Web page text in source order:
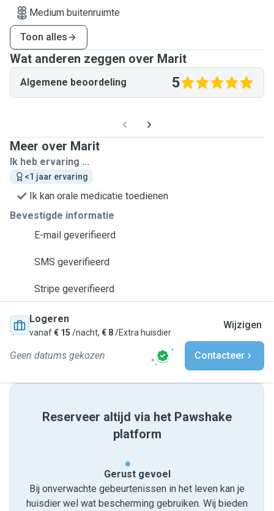
Medium buitenruimte
Toon alles
Wat anderen zeggen over Marit
Algemene beoordeling 5
Meer over Marit
Ik heb ervaring ...
<1 jaar ervaring
Ik kan orale medicatie toedienen
Bevestigde informatie
E-mail geverifieerd
SMS geverifieerd
Stripe geverifieerd
Logeren
vanaf€ 15 /nacht, € 8/Extra huisdier
Wijzigen
Geen datums gekozen Contacteer
Reserveer altijd via het Pawshake
platform
Gerust gevoel
Bij onverwachte gebeurtenissen in het leven kan je
huisdier wel wat bescherming gebruiken. Wij bieden